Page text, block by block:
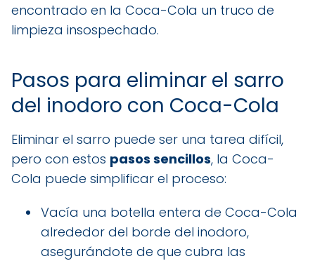
encontrado en la Coca-Cola un truco de
limpieza insospechado.
Pasos para eliminar el sarro
del inodoro con Coca-Cola
Eliminar el sarro puede ser una tarea difícil,
pero con estos pasos sencillos, la Coca-
Cola puede simplificar el proceso:
Vacía una botella entera de Coca-Cola
alrededor del borde del inodoro,
asegurándote de que cubra las